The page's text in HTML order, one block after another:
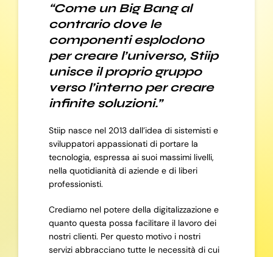
“Come un Big Bang al
contrario dove le
componenti esplodono
per creare l’universo, Stiip
unisce il proprio gruppo
verso l’interno per creare
infinite soluzioni.”
Stiip nasce nel 2013 dall’idea di sistemisti e
sviluppatori appassionati di portare la
tecnologia, espressa ai suoi massimi livelli,
nella quotidianità di aziende e di liberi
professionisti.
Crediamo nel potere della digitalizzazione e
quanto questa possa facilitare il lavoro dei
nostri clienti. Per questo motivo i nostri
servizi abbracciano tutte le necessità di cui